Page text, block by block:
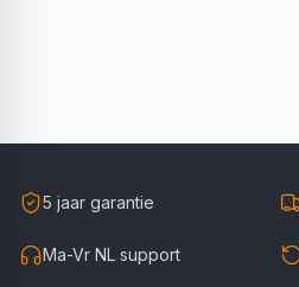
5 jaar garantie
Ma-Vr NL support